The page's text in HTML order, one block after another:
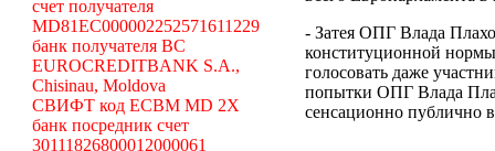
счет получателя
MD81EC000002252571611229
банк получателя BC
EUROCREDITBANK S.A.,
Chisinau, Moldova
СВИФТ код ECBM MD 2X
банк посредник счет
30111826800012000061
- Затея ОПГ Влада
конституционной нормы
голосовать даже
попытки ОПГ Влада
сенсационно публично